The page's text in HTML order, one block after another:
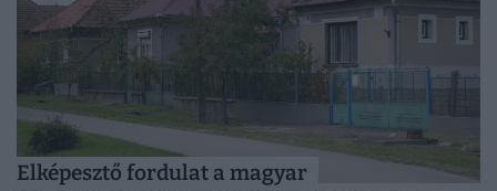
Elképesztő fordulat a magyar